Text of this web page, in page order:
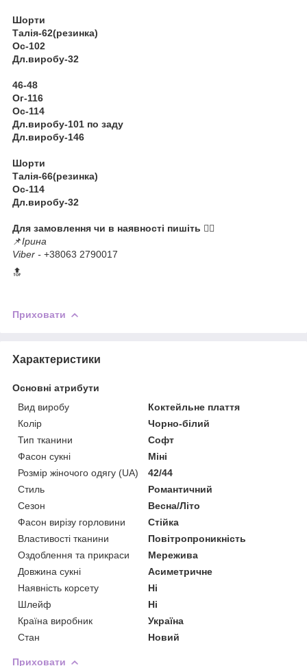
Шорти
Талія-62(резинка)
Ос-102
Дл.виробу-32
46-48
Ог-116
Ос-114
Дл.виробу-101 по заду
Дл.виробу-146
Шорти
Талія-66(резинка)
Ос-114
Дл.виробу-32
Для замовлення чи в наявності пишіть 👉🏻
📌Ірина
Viber - +38063 2790017
🔝
Приховати
Характеристики
Основні атрибути
Вид виробу
Коктейльне плаття
Колір
Чорно-білий
Тип тканини
Софт
Фасон сукні
Міні
Розмір жіночого одягу (UA)
42/44
Стиль
Романтичний
Сезон
Весна/Літо
Фасон вирізу горловини
Стійка
Властивості тканини
Повітропроникність
Оздоблення та прикраси
Мережива
Довжина сукні
Асиметричне
Наявність корсету
Ні
Шлейф
Ні
Країна виробник
Україна
Стан
Новий
Приховати